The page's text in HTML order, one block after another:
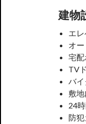
建物
エ
オ
宅配
TV
バ
敷
24
防